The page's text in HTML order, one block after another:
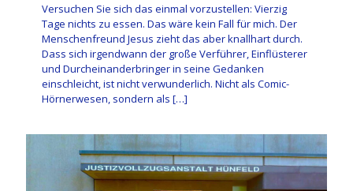
Versuchen Sie sich das einmal vorzustellen: Vierzig
Tage nichts zu essen. Das wäre kein Fall für mich. Der
Menschenfreund Jesus zieht das aber knallhart durch.
Dass sich irgendwann der große Verführer, Einflüsterer
und Durcheinanderbringer in seine Gedanken
einschleicht, ist nicht verwunderlich. Nicht als Comic-
Hörnerwesen, sondern als […]